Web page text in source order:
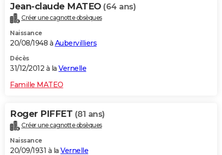
Jean-claude MATEO (64 ans)
Créer une cagnotte obsèques
Naissance
20/08/1948 à Aubervilliers
Décès
31/12/2012 à la Vernelle
Famille MATEO
Roger PIFFET (81 ans)
Créer une cagnotte obsèques
Naissance
20/09/1931 à la Vernelle